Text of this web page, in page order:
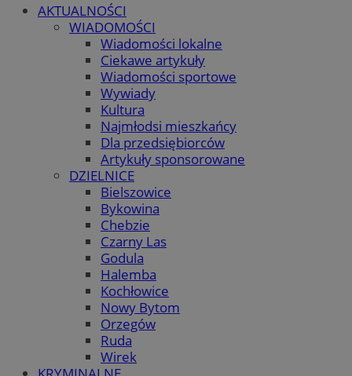
AKTUALNOŚCI
WIADOMOŚCI
Wiadomości lokalne
Ciekawe artykuły
Wiadomości sportowe
Wywiady
Kultura
Najmłodsi mieszkańcy
Dla przedsiębiorców
Artykuły sponsorowane
DZIELNICE
Bielszowice
Bykowina
Chebzie
Czarny Las
Godula
Halemba
Kochłowice
Nowy Bytom
Orzegów
Ruda
Wirek